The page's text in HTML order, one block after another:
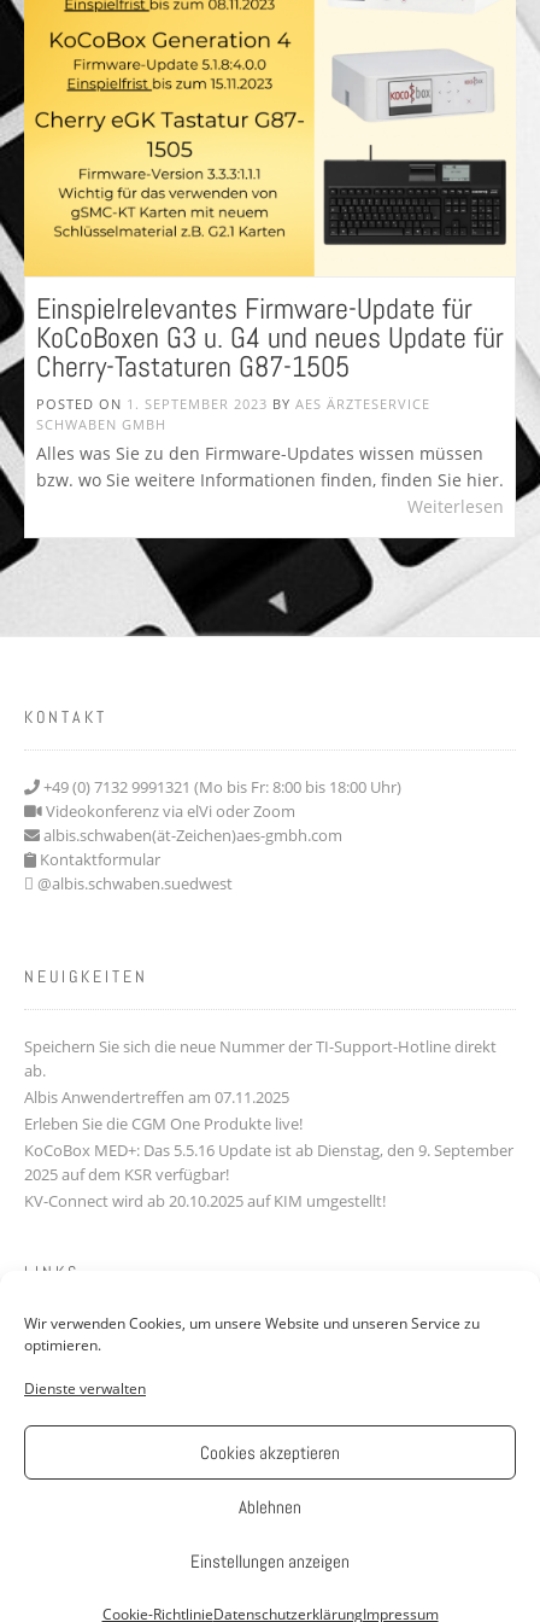
Wir verwenden Cookies, um unsere Website und unseren Service zu
optimieren.
Dienste verwalten
Cookies akzeptieren
Ablehnen
Einstellungen anzeigen
Cookie-RichtlinieDatenschutzerklärungImpressum
Einspielrelevantes Firmware-Update für
KoCoBoxen G3 u. G4 und neues Update für
Cherry-Tastaturen G87-1505
POSTED ON 1. SEPTEMBER 2023 BY AES ÄRZTESERVICE
SCHWABEN GMBH
Alles was Sie zu den Firmware-Updates wissen müssen
bzw. wo Sie weitere Informationen finden, finden Sie hier.
Weiterlesen
KONTAKT
+49 (0) 7132 9991321 (Mo bis Fr: 8:00 bis 18:00 Uhr)
Videokonferenz via elVi oder Zoom
albis.schwaben(ät-Zeichen)aes-gmbh.com
Kontaktformular
@albis.schwaben.suedwest
NEUIGKEITEN
Speichern Sie sich die neue Nummer der TI-Support-Hotline direkt
ab.
Albis Anwendertreffen am 07.11.2025
Erleben Sie die CGM One Produkte live!
KoCoBox MED+: Das 5.5.16 Update ist ab Dienstag, den 9. September
2025 auf dem KSR verfügbar!
KV-Connect wird ab 20.10.2025 auf KIM umgestellt!
LINKS
Downloads
FAQ
Jobs: Werde Teil unseres Teams!
Impressum